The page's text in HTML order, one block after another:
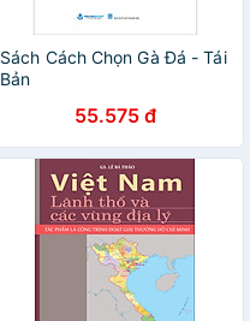
Sách Cách Chọn Gà Đá - Tái
Bản
55.575 đ